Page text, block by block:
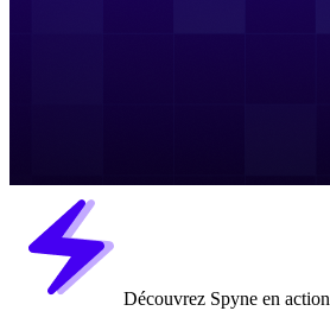
Découvrez Spyne en action